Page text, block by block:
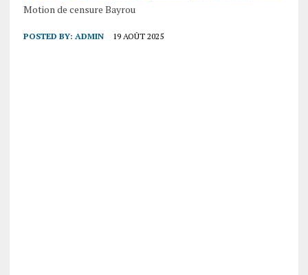
Motion de censure Bayrou
POSTED BY: ADMIN 19 AOÛT 2025